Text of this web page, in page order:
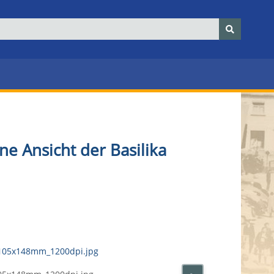
Ansicht der Basilika